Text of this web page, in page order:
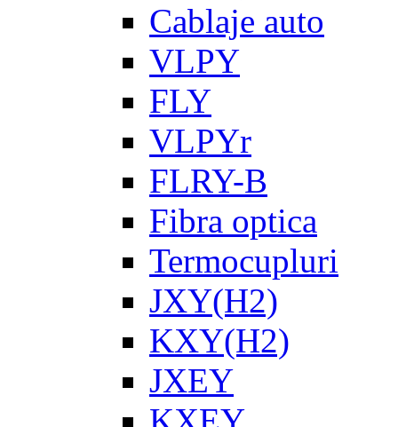
Cablaje auto
VLPY
FLY
VLPYr
FLRY-B
Fibra optica
Termocupluri
JXY(H2)
KXY(H2)
JXEY